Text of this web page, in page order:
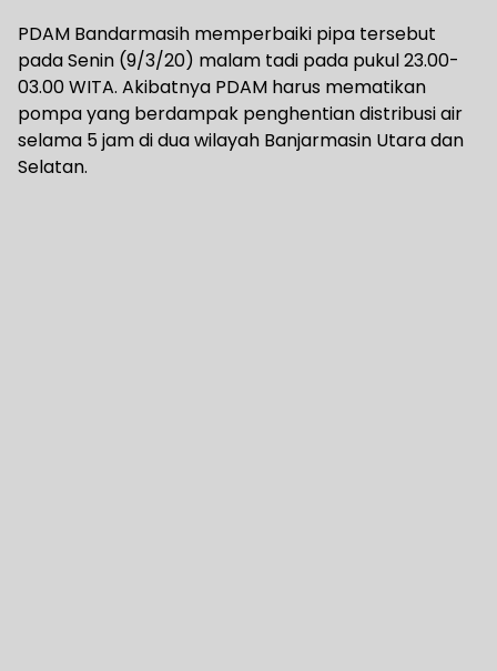
PDAM Bandarmasih memperbaiki pipa tersebut
pada Senin (9/3/20) malam tadi pada pukul 23.00-
03.00 WITA. Akibatnya PDAM harus mematikan
pompa yang berdampak penghentian distribusi air
selama 5 jam di dua wilayah Banjarmasin Utara dan
Selatan.